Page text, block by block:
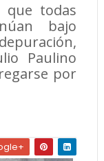
que todas
bajo
Paulino
por